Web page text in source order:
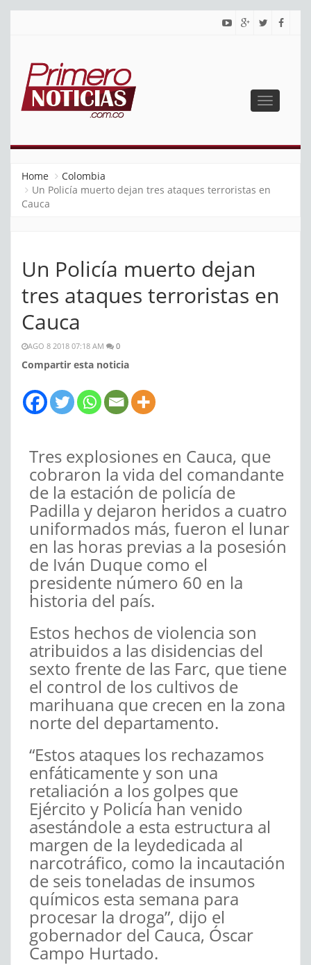
Toggle
Home
Colombia
Un Policía muerto dejan tres ataques terroristas en
Cauca
Un Policía muerto dejan
tres ataques terroristas en
Cauca
AGO 8 2018 07:18 AM 0
Compartir esta noticia
Tres explosiones en Cauca, que
cobraron la vida del comandante
de la estación de policía de
Padilla y dejaron heridos a cuatro
uniformados más, fueron el lunar
en las horas previas a la posesión
de Iván Duque como el
presidente número 60 en la
historia del país.
Estos hechos de violencia son
atribuidos a las disidencias del
sexto frente de las Farc, que tiene
el control de los cultivos de
marihuana que crecen en la zona
norte del departamento.
“Estos ataques los rechazamos
enfáticamente y son una
retaliación a los golpes que
Ejército y Policía han venido
asestándole a esta estructura al
margen de la leydedicada al
narcotráfico, como la incautación
de seis toneladas de insumos
químicos esta semana para
procesar la droga”, dijo el
gobernador del Cauca, Óscar
Campo Hurtado.